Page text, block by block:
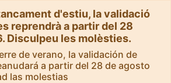
d'estiu, la validació
reprendrà a partir del 28
Disculpeu les molèsties.
de verano, la validación de
a partir del 28 de agosto
las molestias